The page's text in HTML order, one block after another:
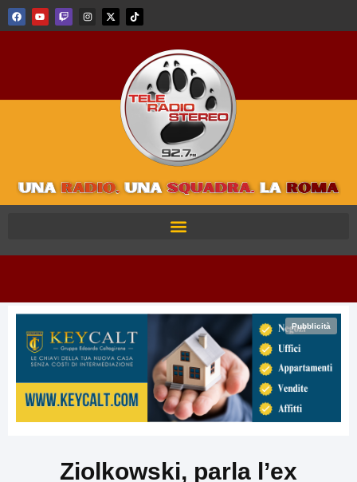
Pubblicità
Ziolkowski, parla l’ex